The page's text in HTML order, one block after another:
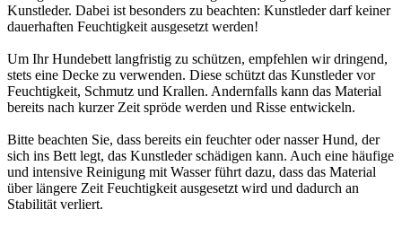
Kunstleder. Dabei ist besonders zu beachten: Kunstleder darf keiner
dauerhaften Feuchtigkeit ausgesetzt werden!
Um Ihr Hundebett langfristig zu schützen, empfehlen wir dringend,
stets eine Decke zu verwenden. Diese schützt das Kunstleder vor
Feuchtigkeit, Schmutz und Krallen. Andernfalls kann das Material
bereits nach kurzer Zeit spröde werden und Risse entwickeln.
Bitte beachten Sie, dass bereits ein feuchter oder nasser Hund, der
sich ins Bett legt, das Kunstleder schädigen kann. Auch eine häufige
und intensive Reinigung mit Wasser führt dazu, dass das Material
über längere Zeit Feuchtigkeit ausgesetzt wird und dadurch an
Stabilität verliert.